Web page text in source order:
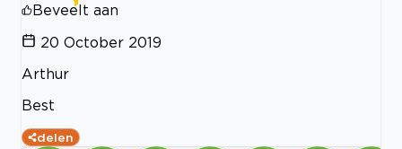
Beveelt aan
20 October 2019
Arthur
Best
delen